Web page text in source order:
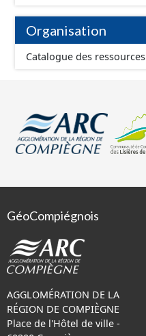
Organisation
Catalogue des ressources
GéoCompiégnois
AGGLOMÉRATION DE LA
RÉGION DE COMPIÈGNE
Place de l'Hôtel de ville -